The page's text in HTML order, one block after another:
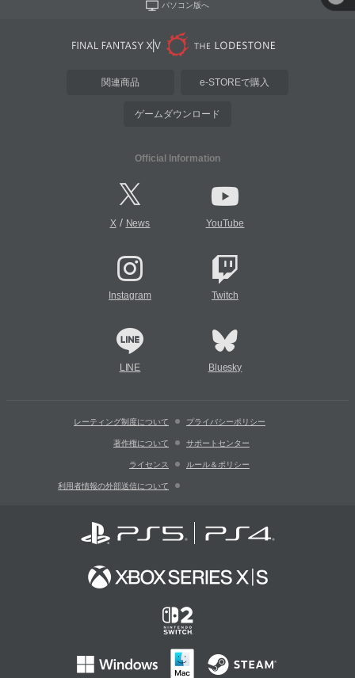
パソコン版へ
関連商品 e-STOREで購入
ゲームダウンロード
Official Information
X/ News YouTube
Instagram Twitch
LINE Bluesky
レーティング制度について プライバシーポリシー
著作権について サポートセンター
ライセンス ルール＆ポリシー
利用者情報の外部送信について